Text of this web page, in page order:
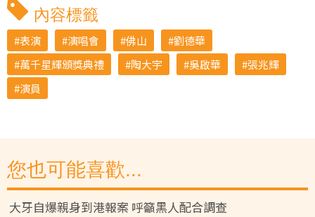
內容標籤
表演 演唱會 佛山
劉德華
萬千星輝頒獎典禮
陶大宇 吳啟華
張兆輝
演員
您也可能喜歡...
大牙自爆親身到港報案 呼籲黑人配合調查